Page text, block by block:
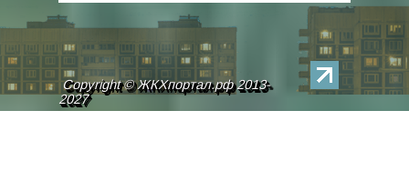
Copyright © ЖКХпортал.рф 2013-
2027